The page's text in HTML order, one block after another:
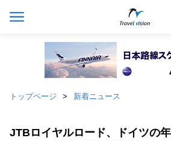
トップページ 新着ニュース
JTBロイヤルロード、ドイツの